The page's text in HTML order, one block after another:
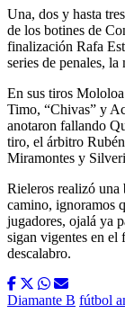
Una, dos y hasta
de los botines de
finalización Rafa
series de penales, la
En sus tiros
Timo, “Chivas” y
anotaron fallando
tiro, el árbitro
Miramontes y
Rieleros realizó una
camino, ignoramos
jugadores, ojalá ya
sigan vigentes en el
descalabro.
Diamante B fútbol